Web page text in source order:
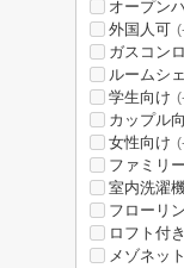
オープン
外国人可
ガスコン
ルームシ
学生向け
カップル
女性向け
ファミリ
室内洗濯
フローリ
ロフト付き
メゾネット